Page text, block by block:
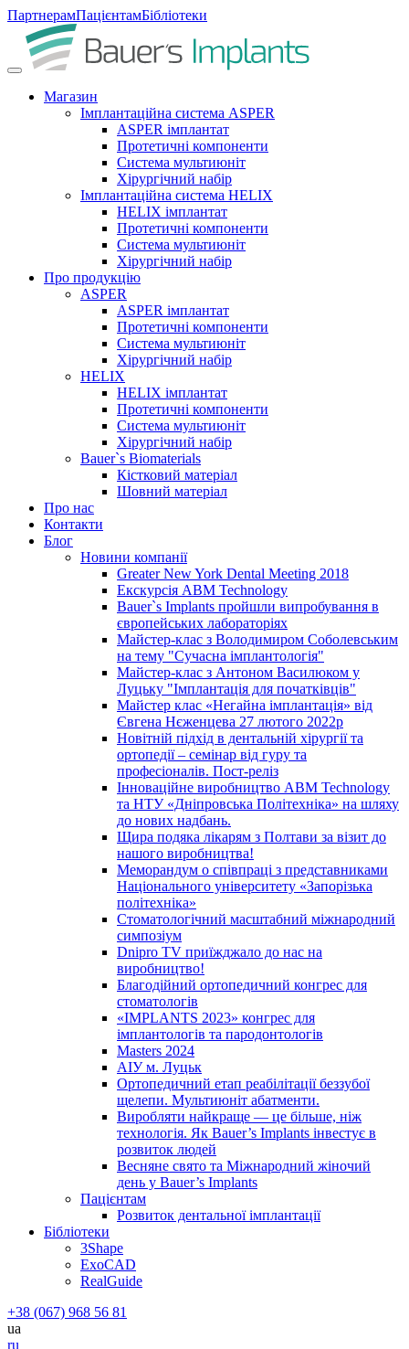
ПартнерамПацієнтамБібліотеки
Магазин
Імплантаційна система ASPER
ASPER імплантат
Протетичні компоненти
Система мультиюніт
Хірургічний набір
Імплантаційна система HELIX
HELIX імплантат
Протетичні компоненти
Система мультиюніт
Хірургічний набір
Про продукцію
ASPER
ASPER імплантат
Протетичні компоненти
Система мультиюніт
Хірургічний набір
HELIX
HELIX імплантат
Протетичні компоненти
Система мультиюніт
Хірургічний набір
Bauer`s Biomaterials
Кістковий матеріал
Шовний матеріал
Про нас
Контакти
Блог
Новини компанії
Greater New York Dental Meeting 2018
Екскурсія ABM Technology
Bauer`s Implants пройшли випробування в
європейських лабораторіях
Майстер-клас з Володимиром Соболевським
на тему "Сучасна імплантологія"
Майстер-клас з Антоном Василюком у
Луцьку "Імплантація для початківців"
Майстер клас «Негайна імплантація» від
Євгена Нєженцева 27 лютого 2022р
Новітній підхід в дентальній хірургії та
ортопедії – семінар від гуру та
професіоналів. Пост-реліз
Інноваційне виробництво ABM Technology
та НТУ «Дніпровська Політехніка» на шляху
до нових надбань.
Щира подяка лікарям з Полтави за візит до
нашого виробництва!
Меморандум о співпраці з представниками
Національного університету «Запорізька
політехніка»
Стоматологічний масштабний міжнародний
симпозіум
Dnipro TV приїжджало до нас на
виробництво!
Благодійний ортопедичний конгрес для
стоматологів
«IMPLANTS 2023» конгрес для
імплантологів та пародонтологів
Masters 2024
АІУ м. Луцьк
Ортопедичний етап реабілітації беззубої
щелепи. Мультиюніт абатменти.
Виробляти найкраще — це більше, ніж
технологія. Як Bauer’s Implants інвестує в
розвиток людей
Весняне свято та Міжнародний жіночий
день у Bauer’s Implants
Пацієнтам
Розвиток дентальної імплантації
Бібліотеки
3Shape
ExoCAD
RealGuide
+38 (067) 968 56 81
ua
ru